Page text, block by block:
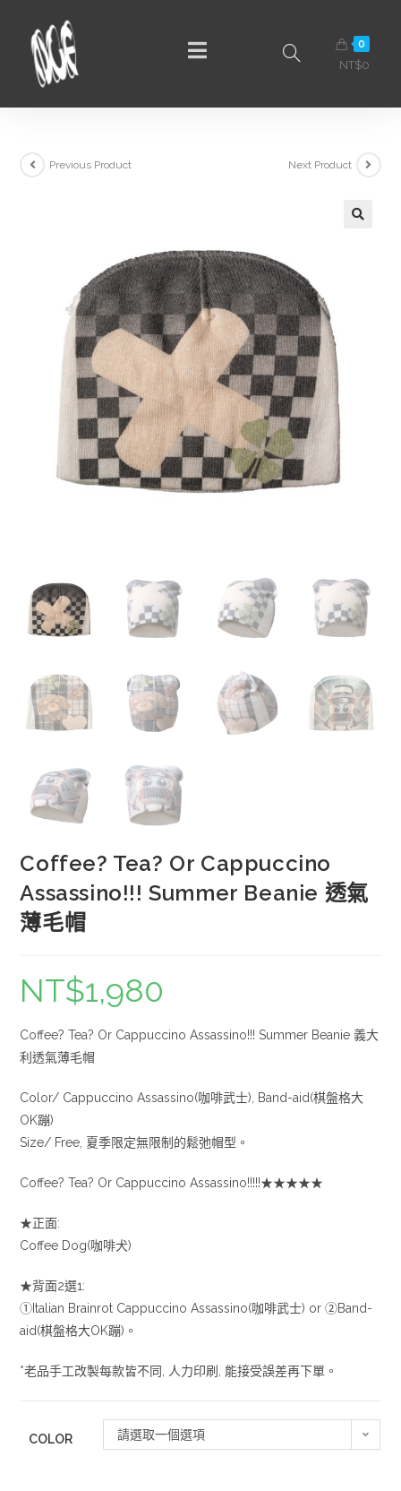
0
NT$0
Previous Product Next Product
Coffee? Tea? Or Cappuccino
Assassino!!! Summer Beanie 透氣
薄毛帽
NT$1,980
Coffee? Tea? Or Cappuccino Assassino!!! Summer Beanie 義大
利透氣薄毛帽
Color/ Cappuccino Assassino(咖啡武士), Band-aid(棋盤格大
OK蹦)
Size/ Free, 夏季限定無限制的鬆弛帽型。
Coffee? Tea? Or Cappuccino Assassino!!!!!★★★★★
★正面:
Coffee Dog(咖啡犬)
★背面2選1:
①Italian Brainrot Cappuccino Assassino(咖啡武士) or ②Band-
aid(棋盤格大OK蹦)。
*老品手工改製每款皆不同, 人力印刷, 能接受誤差再下單。
COLOR 請選取一個選項